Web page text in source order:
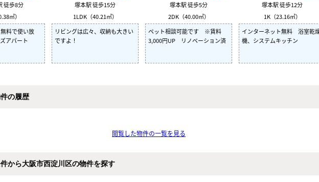
徒歩8分
㎡）
料で使い放
アパート
塚本駅 徒歩15分
1LDK（40.21㎡）
リビングは広々、収納も大きい
ですよ！
塚本駅 徒歩5分
2DK（40.00㎡）
ペット相談可能です ※賃料
3,000円UP リノベーション済
塚本駅 徒歩12分
1K（23.16㎡）
インターネット無料 浴室乾
機、システムキッチン
の履歴
閲覧した物件の一覧を見る
から大阪市西淀川区の物件を探す